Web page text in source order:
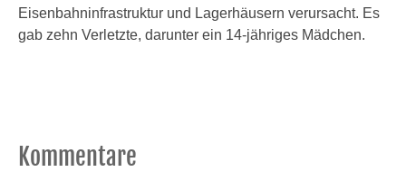
Eisenbahninfrastruktur und Lagerhäusern verursacht. Es
gab zehn Verletzte, darunter ein 14-jähriges Mädchen.
Kommentare